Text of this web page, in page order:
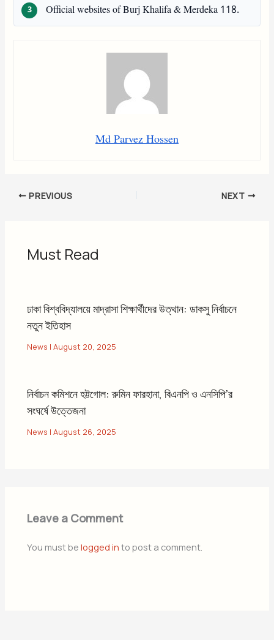
Official websites of Burj Khalifa & Merdeka 118.
Md Parvez Hossen
PREVIOUS NEXT
Must Read
ঢাকা বিশ্ববিদ্যালয়ে মাদ্রাসা শিক্ষার্থীদের উত্থান: ডাকসু নির্বাচনে
নতুন ইতিহাস
News |August 20, 2025
নির্বাচন কমিশনে হট্টগোল: রুমিন ফারহানা, বিএনপি ও এনসিপি’র
সংঘর্ষে উত্তেজনা
News |August 26, 2025
Leave a Comment
You must belogged in to post a comment.